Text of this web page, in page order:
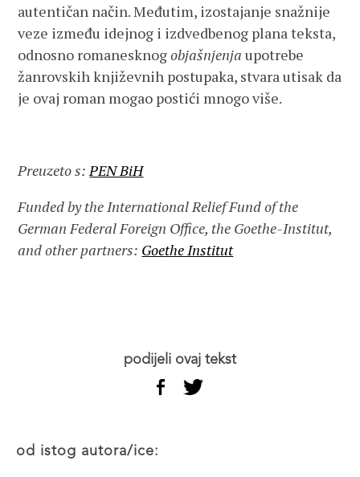
autentičan način. Međutim, izostajanje snažnije
veze između idejnog i izdvedbenog plana teksta,
odnosno romanesknogobjašnjenjaupotrebe
žanrovskih književnih postupaka, stvara utisak da
je ovaj roman mogao postići mnogo više.
Preuzeto s:PEN BiH
Funded by the International Relief Fund of the
German Federal Foreign Office, the Goethe-Institut,
and other partners: Goethe Institut
podijeli ovaj tekst
od istog autora/ice: